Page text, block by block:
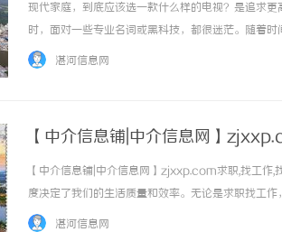
现代家庭，到底应该选一款什么样的电视？是追求
时，面对一些专业名词或黑科技，都很迷茫。随着
体验，日常观影中的真实感动转化。因为用户真正
湛河信息网
【中介信息铺|中介信息网】
发布分类信息!
【中介信息铺|中介信息网】zjxxp.com求职,找工作,
度决定了我们的生活质量和效率。无论是求职找工
面且免费的信息平台尤为重要。中介信息铺|中介信
湛河信息网